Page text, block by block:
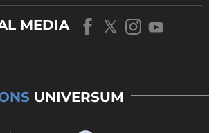
MEDIA
UNIVERSUM